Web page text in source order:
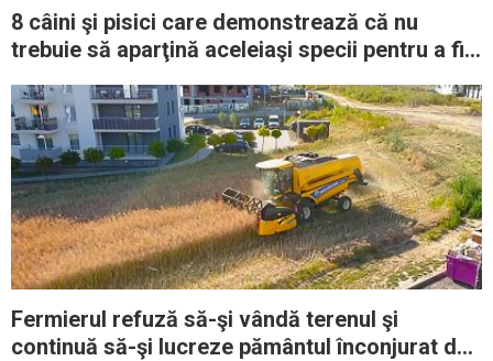
8 câini şi pisici care demonstrează că nu
trebuie să aparţină aceleiaşi specii pentru a fi
Fermierul refuză să-şi vândă terenul şi
continuă să-şi lucreze pământul înconjurat de